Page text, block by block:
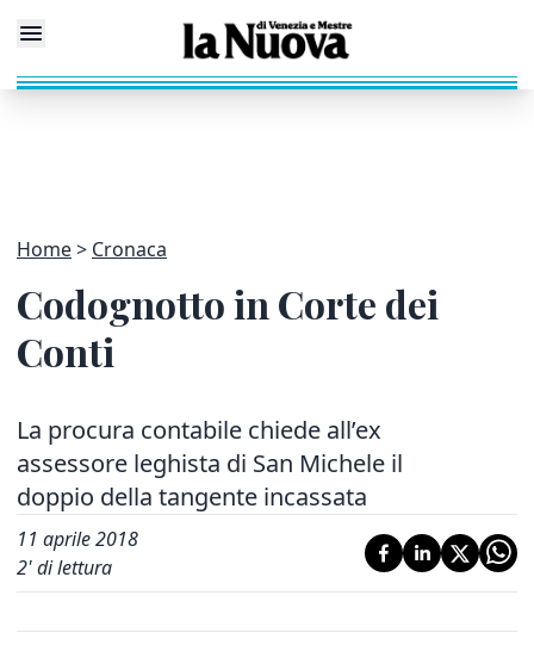
Home Cronaca
Codognotto in Corte dei
Conti
La procura contabile chiede all’ex
assessore leghista di San Michele il
doppio della tangente incassata
11 aprile 2018
2' di lettura